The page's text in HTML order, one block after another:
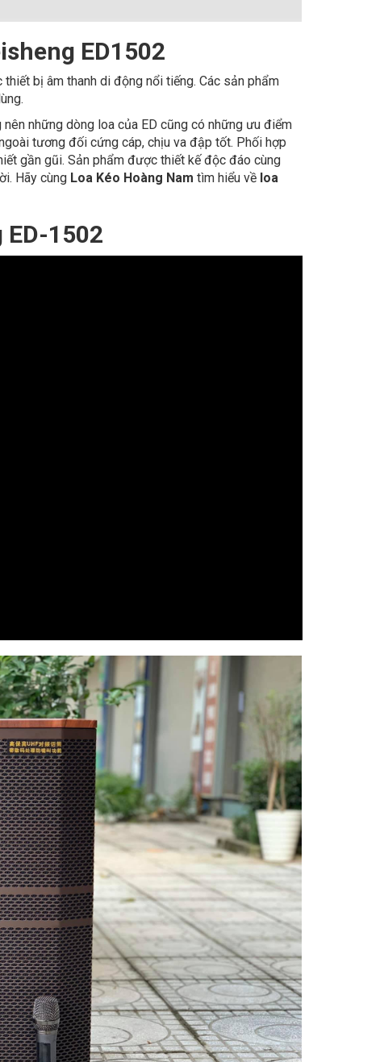
ED1502
bị âm thanh di động nổi tiếng. Các sản phẩm
những dòng loa của ED cũng có những ưu điểm
tương đối cứng cáp, chịu va đập tốt. Phối hợp
gần gũi. Sản phẩm được thiết kế độc đáo cùng
Hãy cùng Loa Kéo Hoàng Nam tìm hiểu về loa
1502